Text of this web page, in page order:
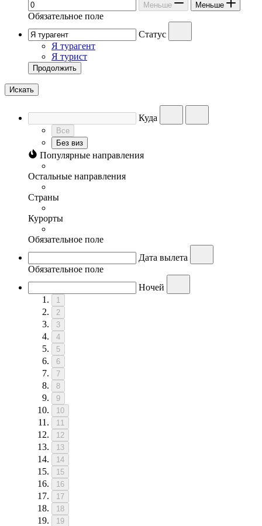
Меньше Меньше
Обязательное поле
Статус
Я турагент
Я турист
Продолжить
Искать
Куда
Все
Без виз
Популярные направления
Остальные направления
Страны
Курорты
Обязательное поле
Дата вылета
Обязательное поле
Ночей
1
2
3
4
5
6
7
8
9
10
11
12
13
14
15
16
17
18
19